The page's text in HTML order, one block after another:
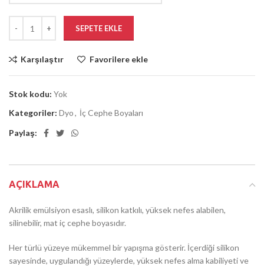
SEPETE EKLE
Karşılaştır Favorilere ekle
Stok kodu: Yok
Kategoriler: Dyo, İç Cephe Boyaları
Paylaş:
AÇIKLAMA
Akrilik emülsiyon esaslı, silikon katkılı, yüksek nefes alabilen,
silinebilir, mat iç cephe boyasıdır.
Her türlü yüzeye mükemmel bir yapışma gösterir. İçerdiği silikon
sayesinde, uygulandığı yüzeylerde, yüksek nefes alma kabiliyeti ve